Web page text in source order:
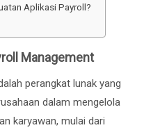
Aplikasi Payroll?
Management
perangkat lunak yang
dalam mengelola
karyawan, mulai dari